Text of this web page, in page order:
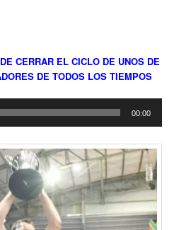
CERRAR EL CICLO DE UNOS DE
DE TODOS LOS TIEMPOS
00:00